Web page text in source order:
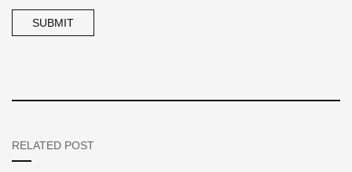
RELATED POST